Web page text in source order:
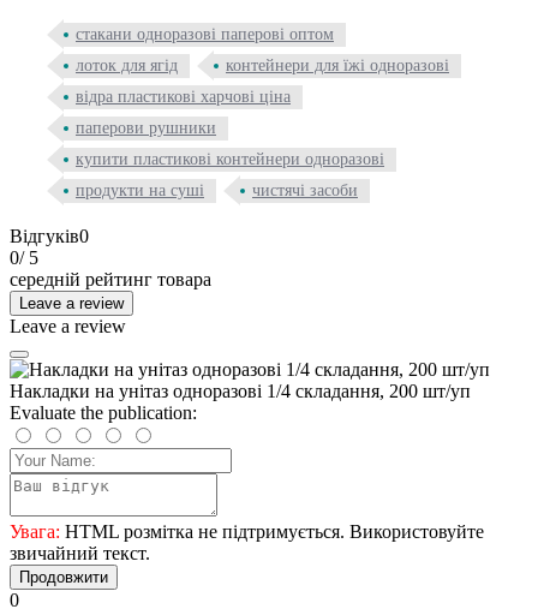
стакани одноразові паперові оптом
лоток для ягід
контейнери для їжі одноразові
відра пластикові харчові ціна
паперови рушники
купити пластикові контейнери одноразові
продукти на суші
чистячі засоби
Відгуків0
0/ 5
середній рейтинг товара
Leave a review
Leave a review
Накладки на унітаз одноразові 1/4 складання, 200 шт/уп
Evaluate the publication:
Увага: HTML розмітка не підтримується. Використовуйте
звичайний текст.
Продовжити
0